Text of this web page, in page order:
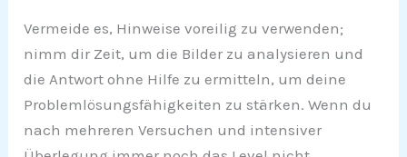
Vermeide es, Hinweise voreilig zu verwenden;
nimm dir Zeit, um die Bilder zu analysieren und
die Antwort ohne Hilfe zu ermitteln, um deine
Problemlösungsfähigkeiten zu stärken. Wenn du
nach mehreren Versuchen und intensiver